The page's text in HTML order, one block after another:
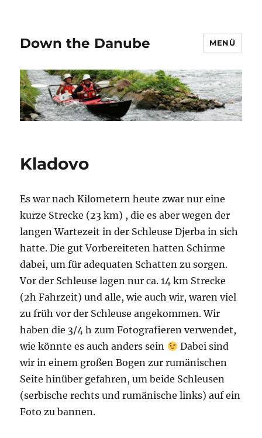
Down the Danube MENÜ
Kladovo
Es war nach Kilometern heute zwar nur eine
kurze Strecke (23 km) , die es aber wegen der
langen Wartezeit in der Schleuse Djerba in sich
hatte. Die gut Vorbereiteten hatten Schirme
dabei, um für adequaten Schatten zu sorgen.
Vor der Schleuse lagen nur ca. 14 km Strecke
(2h Fahrzeit) und alle, wie auch wir, waren viel
zu früh vor der Schleuse angekommen. Wir
haben die 3/4 h zum Fotografieren verwendet,
wie könnte es auch anders sein
Dabei sind
wir in einem großen Bogen zur rumänischen
Seite hinüber gefahren, um beide Schleusen
(serbische rechts und rumänische links) auf ein
Foto zu bannen.